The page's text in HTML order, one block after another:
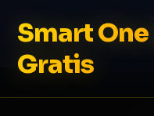
Smart
Gratis